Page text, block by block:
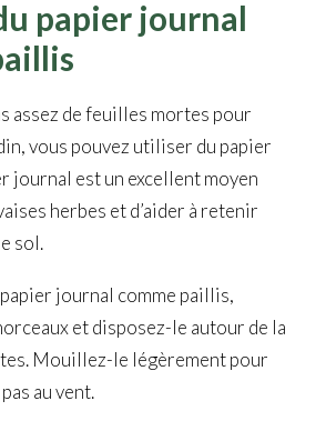
papier journal
assez de feuilles mortes pour
vous pouvez utiliser du papier
journal est un excellent moyen
herbes et d’aider à retenir
sol.
journal comme paillis,
et disposez-le autour de la
Mouillez-le légèrement pour
au vent.